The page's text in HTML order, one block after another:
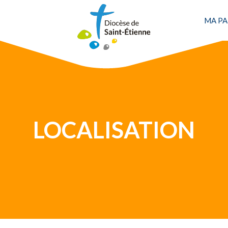
MA
Une personne
LOCALISATION